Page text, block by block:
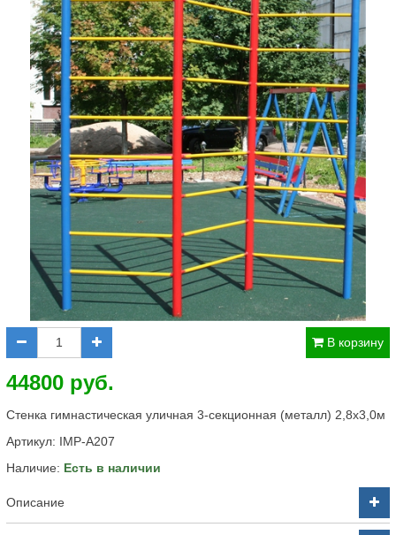
В корзину
44800 руб.
Стенка гимнастическая уличная 3-секционная (металл) 2,8х3,0м
Артикул: IMP-A207
Наличие: Есть в наличии
Описание